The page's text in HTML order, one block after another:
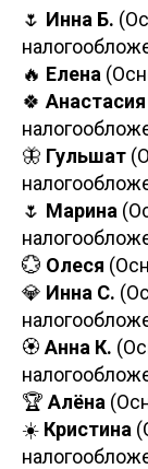
🌷 Инна Б.
🔥 Елена
🍀
🦋 Гульшат
🌷 Марина
💮 Олеся
💎 Инна С.
🏵️ Анна К.
🏆 Алёна
☀️ Кристина